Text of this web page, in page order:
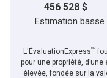
456 528 $
Estimation basse
L'ÉvaluationExpressMC
pour une propriété,
élevée, fondée sur la